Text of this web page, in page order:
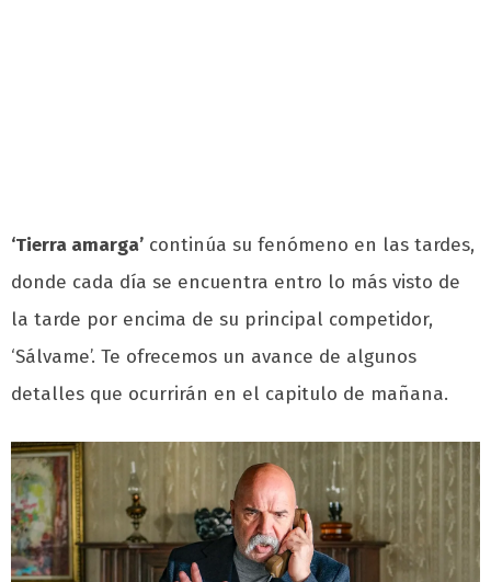
‘Tierra amarga’ continúa su fenómeno en las tardes,
donde cada día se encuentra entro lo más visto de
la tarde por encima de su principal competidor,
‘Sálvame’. Te ofrecemos un avance de algunos
detalles que ocurrirán en el capitulo de mañana.